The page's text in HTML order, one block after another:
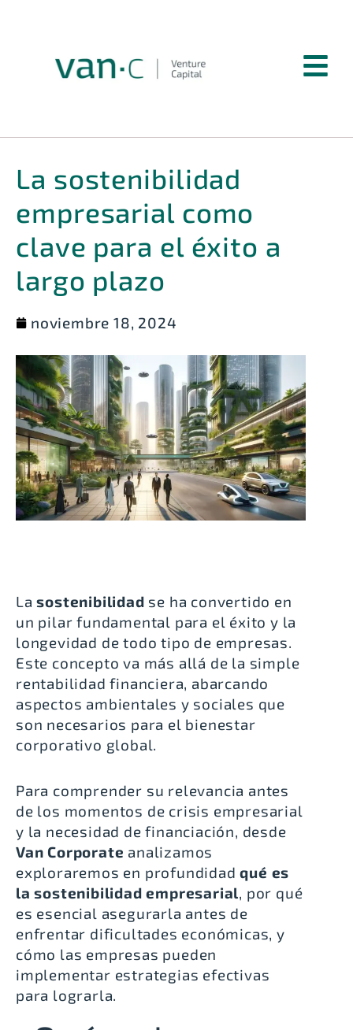
La sostenibilidad
empresarial como
clave para el éxito a
largo plazo
noviembre 18, 2024
Lasostenibilidad se ha convertido en
un pilar fundamental para el éxito y la
longevidad de todo tipo de empresas.
Este concepto va más allá de la simple
rentabilidad financiera, abarcando
aspectos ambientales y sociales que
son necesarios para el bienestar
corporativo global.
Para comprender su relevancia antes
de los momentos de crisis empresarial
y la necesidad de financiación, desde
Van Corporate analizamos
exploraremos en profundidadqué es
la sostenibilidad empresarial, por qué
es esencial asegurarla antes de
enfrentar dificultades económicas, y
cómo las empresas pueden
implementar estrategias efectivas
para lograrla.